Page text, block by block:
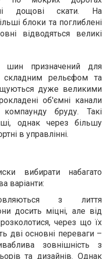
дощові скати. На
блоки та поглиблені
відводяться великі
шин призначений для
складним рельєфом та
дуже великими
об'ємні канали
бруду. Такі
однак через більшу
в управлінні.
вибирати набагато
варіанти:
з лиття
досить міцні, але від
через що їх
дві основні переваги –
зовнішність з
та дизайнів. Однак